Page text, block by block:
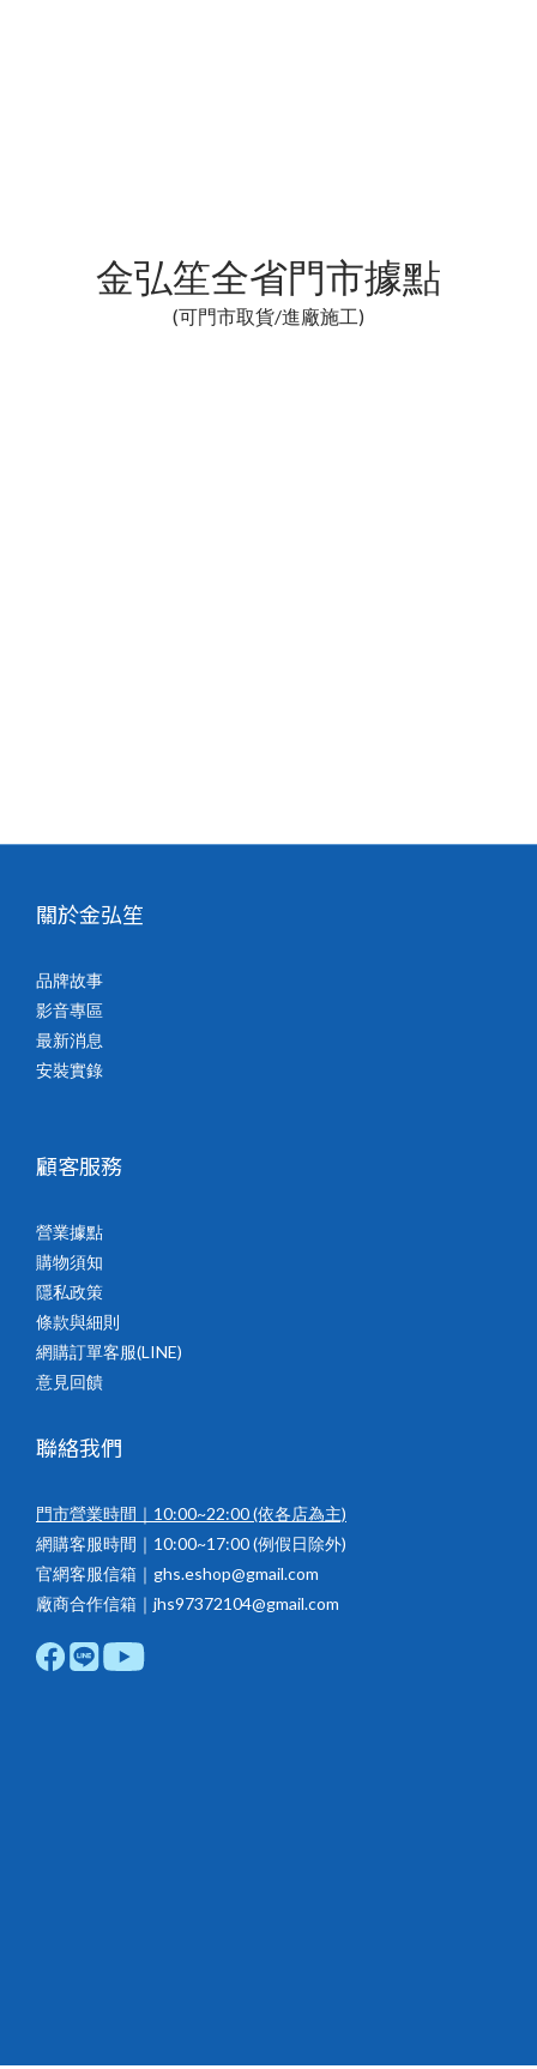
金弘笙全省門市據點
(可門市取貨/進廠施工)
關於金弘笙
品牌故事
影音專區
最新消息
安裝實錄
顧客服務
營業據點
購物須知
隱私政策
條款與細則
網購訂單客服(LINE)
意見回饋
聯絡我們
門市營業時間｜10:00~22:00(依各店為主)
網購客服時間｜10:00~17:00 (例假日除外)
官網客服信箱｜ghs.eshop@gmail.com
廠商合作信箱｜jhs97372104@gmail.com